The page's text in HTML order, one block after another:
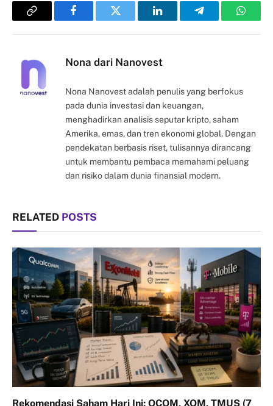
Copy
FacebookTwitter LinkedInTelegram
Nona dari Nanovest
Nona Nanovest adalah penulis yang berfokus
pada dunia investasi dan keuangan,
menghadirkan analisis seputar kripto, saham
Amerika, emas, dan tren ekonomi global. Dengan
pendekatan berbasis riset, tulisannya dirancang
untuk membantu pembaca memahami peluang
dan risiko dalam dunia finansial modern.
RELATED POSTS
Rekomendasi Saham Hari Ini: QCOM, XOM, TMUS (7